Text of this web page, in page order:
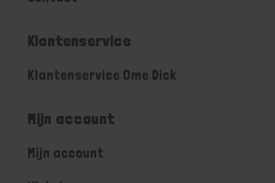
Klantenservice
Klantenservice Ome Dick
Mijn account
Mijn account